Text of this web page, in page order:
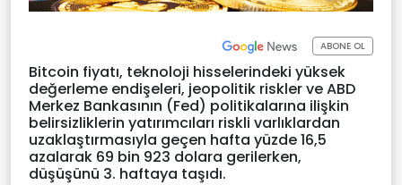
ABONE OL
Bitcoin fiyatı, teknoloji hisselerindeki yüksek
değerleme endişeleri, jeopolitik riskler ve ABD
Merkez Bankasının (Fed) politikalarına ilişkin
belirsizliklerin yatırımcıları riskli varlıklardan
uzaklaştırmasıyla geçen hafta yüzde 16,5
azalarak 69 bin 923 dolara gerilerken,
düşüşünü 3. haftaya taşıdı.